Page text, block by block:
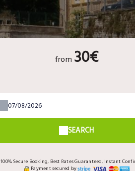
from 30€
SEARCH
100% Secure Booking, Best Rates Guaranteed, Instant
Payment secured by